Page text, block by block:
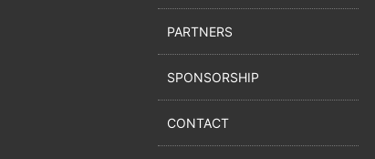
PARTNERS
SPONSORSHIP
CONTACT